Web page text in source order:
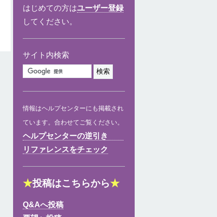
はじめての方はユーザー登録
してください。
サイト内検索
情報はヘルプセンターにも掲載され
ています。合わせてご覧ください。
ヘルプセンターの逆引き
リファレンスをチェック
★投稿はこちらから★
Q&Aへ投稿